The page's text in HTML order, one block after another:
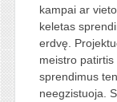
kampai ar
keletas
erdvę.
meistro
sprendimus
neegzistuoja.